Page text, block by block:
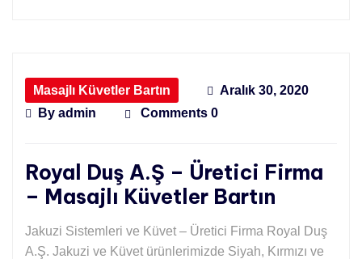
Masajlı Küvetler Bartın
Aralık 30, 2020
By admin Comments 0
Royal Duş A.Ş – Üretici Firma
– Masajlı Küvetler Bartın
Jakuzi Sistemleri ve Küvet – Üretici Firma Royal Duş
A.Ş. Jakuzi ve Küvet ürünlerimizde Siyah, Kırmızı ve